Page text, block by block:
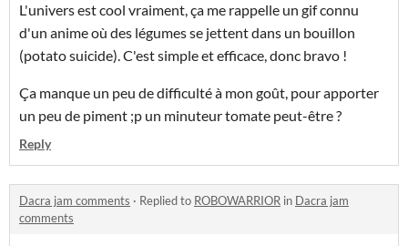
L'univers est cool vraiment, ça me rappelle un gif connu
d'un anime où des légumes se jettent dans un bouillon
(potato suicide). C'est simple et efficace, donc bravo !
Ça manque un peu de difficulté à mon goût, pour apporter
un peu de piment ;p un minuteur tomate peut-être ?
Reply
Dacra jam comments · Replied to ROBOWARRIOR in Dacra jam
comments